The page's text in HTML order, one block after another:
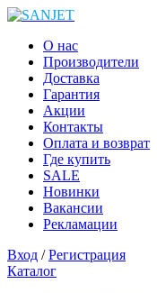
О нас
Производители
Доставка
Гарантия
Акции
Контакты
Оплата и возврат
Где купить
SALE
Новинки
Вакансии
Рекламации
Вход /Регистрация
Каталог